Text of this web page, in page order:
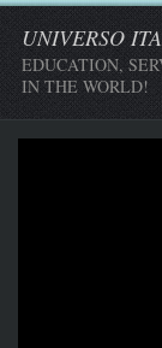
UNIVERSO
EDUCATION,
IN THE WORLD!